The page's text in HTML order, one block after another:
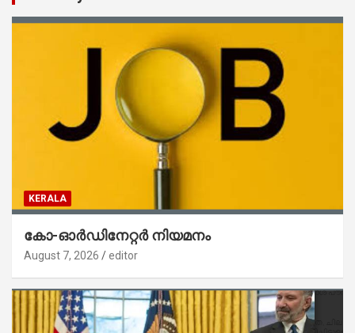
KERALA
കോ-ഓർഡിനേറ്റർ നിയമനം
August 7, 2026 editor